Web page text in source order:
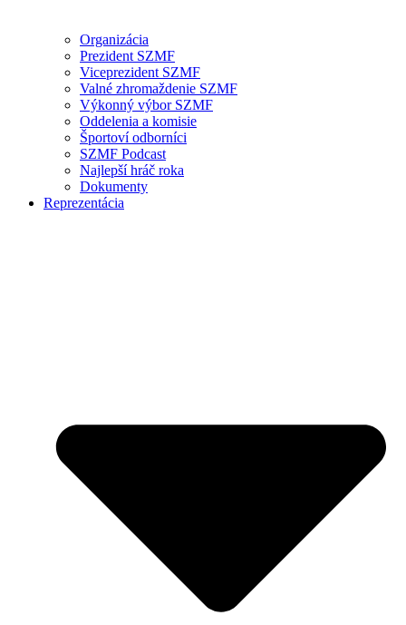
Organizácia
Prezident SZMF
Viceprezident SZMF
Valné zhromaždenie SZMF
Výkonný výbor SZMF
Oddelenia a komisie
Športoví odborníci
SZMF Podcast
Najlepší hráč roka
Dokumenty
Reprezentácia